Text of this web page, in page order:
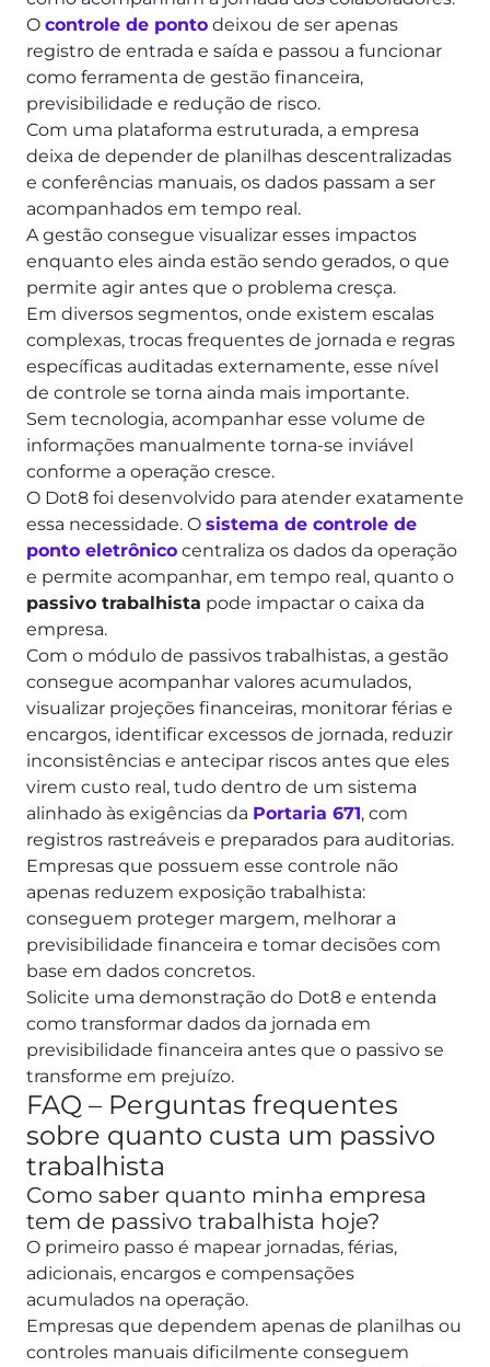
O controle de ponto deixou de ser apenas
registro de entrada e saída e passou a funcionar
como ferramenta de gestão financeira,
previsibilidade e redução de risco.
Com uma plataforma estruturada, a empresa
deixa de depender de planilhas descentralizadas
e conferências manuais, os dados passam a ser
acompanhados em tempo real.
A gestão consegue visualizar esses impactos
enquanto eles ainda estão sendo gerados, o que
permite agir antes que o problema cresça.
Em diversos segmentos, onde existem escalas
complexas, trocas frequentes de jornada e regras
específicas auditadas externamente, esse nível
de controle se torna ainda mais importante.
Sem tecnologia, acompanhar esse volume de
informações manualmente torna-se inviável
conforme a operação cresce.
O Dot8 foi desenvolvido para atender exatamente
essa necessidade. O sistema de controle de
ponto eletrônico centraliza os dados da operação
e permite acompanhar, em tempo real, quanto o
passivo trabalhista pode impactar o caixa da
empresa.
Com o módulo de passivos trabalhistas, a gestão
consegue acompanhar valores acumulados,
visualizar projeções financeiras, monitorar férias e
encargos, identificar excessos de jornada, reduzir
inconsistências e antecipar riscos antes que eles
virem custo real, tudo dentro de um sistema
alinhado às exigências da Portaria 671, com
registros rastreáveis e preparados para auditorias.
Empresas que possuem esse controle não
apenas reduzem exposição trabalhista:
conseguem proteger margem, melhorar a
previsibilidade financeira e tomar decisões com
base em dados concretos.
Solicite uma demonstração do Dot8 e entenda
como transformar dados da jornada em
previsibilidade financeira antes que o passivo se
transforme em prejuízo.
FAQ – Perguntas frequentes
sobre quanto custa um passivo
trabalhista
Como saber quanto minha empresa
tem de passivo trabalhista hoje?
O primeiro passo é mapear jornadas, férias,
adicionais, encargos e compensações
acumulados na operação.
Empresas que dependem apenas de planilhas ou
controles manuais dificilmente conseguem